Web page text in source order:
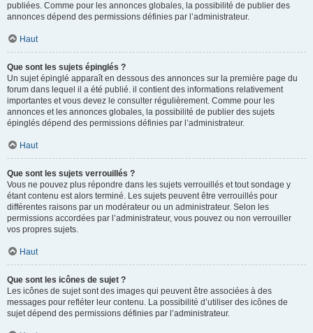
publiées. Comme pour les annonces globales, la possibilité de publier des
annonces dépend des permissions définies par l’administrateur.
Haut
Que sont les sujets épinglés ?
Un sujet épinglé apparaît en dessous des annonces sur la première page du
forum dans lequel il a été publié. il contient des informations relativement
importantes et vous devez le consulter régulièrement. Comme pour les
annonces et les annonces globales, la possibilité de publier des sujets
épinglés dépend des permissions définies par l’administrateur.
Haut
Que sont les sujets verrouillés ?
Vous ne pouvez plus répondre dans les sujets verrouillés et tout sondage y
étant contenu est alors terminé. Les sujets peuvent être verrouillés pour
différentes raisons par un modérateur ou un administrateur. Selon les
permissions accordées par l’administrateur, vous pouvez ou non verrouiller
vos propres sujets.
Haut
Que sont les icônes de sujet ?
Les icônes de sujet sont des images qui peuvent être associées à des
messages pour refléter leur contenu. La possibilité d’utiliser des icônes de
sujet dépend des permissions définies par l’administrateur.